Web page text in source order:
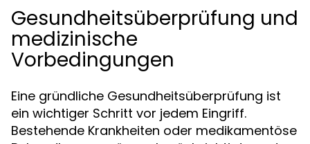
Gesundheitsüberprüfung und
medizinische
Vorbedingungen
Eine gründliche Gesundheitsüberprüfung ist
ein wichtiger Schritt vor jedem Eingriff.
Bestehende Krankheiten oder medikamentöse